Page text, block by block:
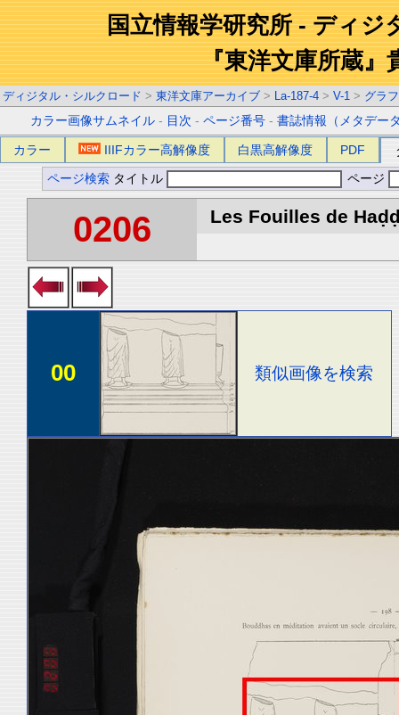
国立情報学研究所 - ディジ
『東洋文庫所蔵』
ディジタル・シルクロード > 東洋文庫アーカイブ > La-187-4 > V-1 > グラ
カラー画像サムネイル - 目次 -ページ番号 -書誌情報（メタデー
カラー IIIFカラー高解像度 白黒高解像度 PDF
ページ検索 タイトル ページ
0206 Les Fouilles de
00 類似画像を検索